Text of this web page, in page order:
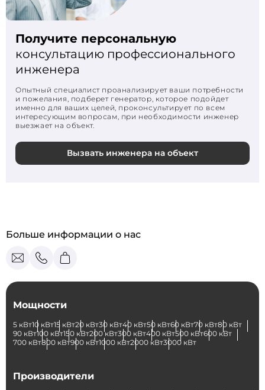
Получите персональную
консультацию профессионального
инженера
Опытный специалист проанализирует ваши потребности
и пожелания, подберет генератор, которое подойдет
именно для ваших целей, проконсультирует по всем
интересующим вопросам, при необходимости инженер
выезжает на объект.
Вызвать инженера на объект
Больше информации о нас
Мощности
5 кВт10 кВт15 кВт20 кВт30 кВт40 кВт50 кВт60 кВт70 кВт80 кВт
90 кВт100 кВт150 кВт200 кВт300 кВт400 кВт500 кВт600 кВт
700 кВт800 кВт900 кВт1000 кВт2000 кВт3000 кВт
Производители